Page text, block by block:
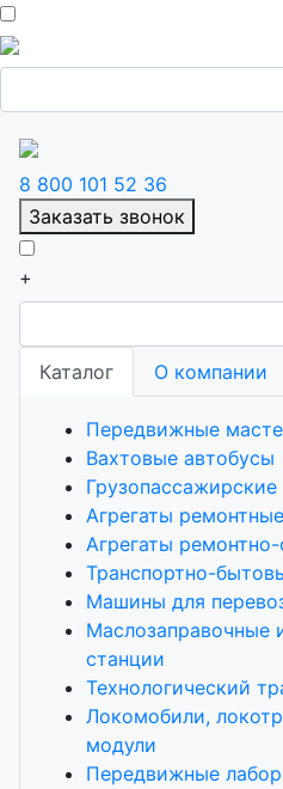
8 800 101 52 36
Заказать звонок
+
Каталог О компании
Передвижные
Вахтовые автобусы
Агрегаты
Агрегаты
Транспортно-
Машины для
Маслозаправочные
станции
Технологический
Локомобили,
модули
Передвижные